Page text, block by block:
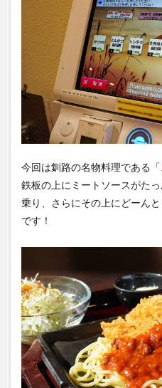
今回は釧路の名物料理である「
鉄板の上にミートソースがた
乗り、さらにその上にどーん
です！